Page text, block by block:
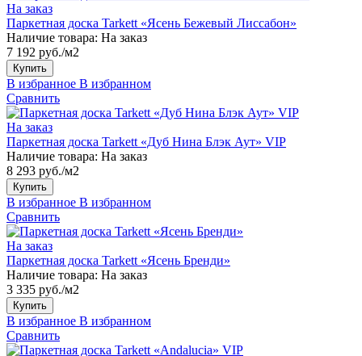
На заказ
Паркетная доска Tarkett «Ясень Бежевый Лиссабон»
Наличие товара: На заказ
7 192 руб./м2
Купить
В избранное В избранном
Сравнить
На заказ
Паркетная доска Tarkett «Дуб Нина Блэк Аут» VIP
Наличие товара: На заказ
8 293 руб./м2
Купить
В избранное В избранном
Сравнить
На заказ
Паркетная доска Tarkett «Ясень Бренди»
Наличие товара: На заказ
3 335 руб./м2
Купить
В избранное В избранном
Сравнить